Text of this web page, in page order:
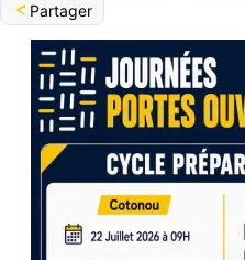
Partager